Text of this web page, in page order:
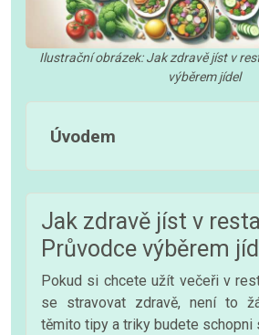
Ilustrační obrázek: Jak zdravě jíst v
výběrem jídel
Úvodem
Jak zdravě jíst v
Průvodce výběrem
Pokud si chcete užít večeři v
se stravovat zdravě, není to
těmito tipy a triky budete schopni